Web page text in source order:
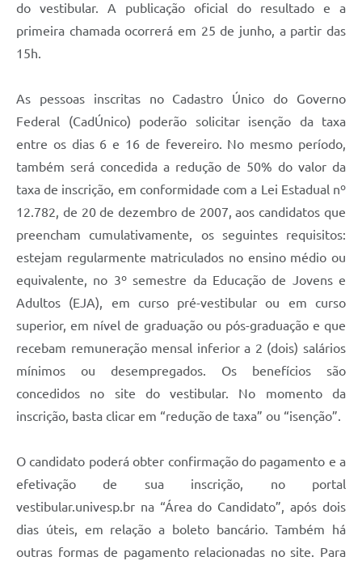
do vestibular. A publicação oficial do resultado e a
primeira chamada ocorrerá em 25 de junho, a partir das
15h.
As pessoas inscritas no Cadastro Único do Governo
Federal (CadÚnico) poderão solicitar isenção da taxa
entre os dias 6 e 16 de fevereiro. No mesmo período,
também será concedida a redução de 50% do valor da
taxa de inscrição, em conformidade com a Lei Estadual nº
12.782, de 20 de dezembro de 2007, aos candidatos que
preencham cumulativamente, os seguintes requisitos:
estejam regularmente matriculados no ensino médio ou
equivalente, no 3º semestre da Educação de Jovens e
Adultos (EJA), em curso pré-vestibular ou em curso
superior, em nível de graduação ou pós-graduação e que
recebam remuneração mensal inferior a 2 (dois) salários
mínimos ou desempregados. Os benefícios são
concedidos no site do vestibular. No momento da
inscrição, basta clicar em “redução de taxa” ou “isenção”.
O candidato poderá obter confirmação do pagamento e a
efetivação de sua inscrição, no portal
vestibular.univesp.br na “Área do Candidato”, após dois
dias úteis, em relação a boleto bancário. Também há
outras formas de pagamento relacionadas no site. Para